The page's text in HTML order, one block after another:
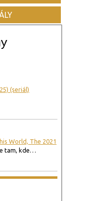
(seriál)
World, The 2021
tam, kde…